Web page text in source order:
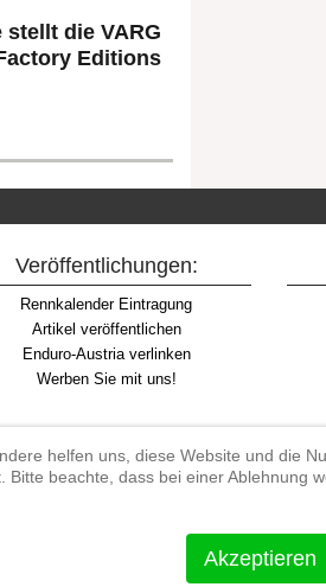
stellt die VARG
Editions
Veröffentlichungen:
Rennkalender Eintragung
Artikel veröffentlichen
Enduro-Austria verlinken
Werben Sie mit uns!
Endurorennen, Hardenduro,
helfen uns, diese Website und die
beachte, dass bei einer Ablehnung
Akzeptieren